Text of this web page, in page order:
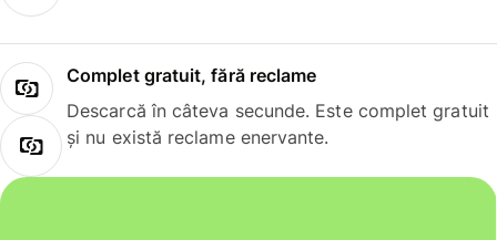
Complet gratuit, fără reclame
Descarcă în câteva secunde. Este complet gratuit
și nu există reclame enervante.